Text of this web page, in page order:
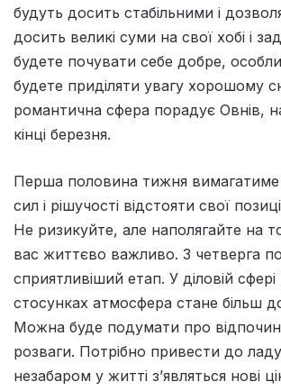
будуть досить стабільними і
досить великі суми на свої хобі і
будете почувати себе добре,
будете приділяти увагу хорошому
романтична сфера порадує Овнів,
кінці березня.
Перша половина тижня вимагатиме
сил i рiшучостi вiдстояти свої
Не ризикуйте, але наполягайте на
вас життєво важливо. З четверга
сприятливiший етап. У дiловiй сферi
стосунках атмосфера стане бiльш
Можна буде подумати про
розваги. Потрiбно привести до
незабаром у життi з’являться новi